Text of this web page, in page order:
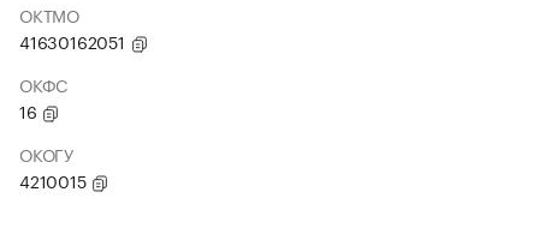
ОКТМО
41630162051
ОКФС
16
ОКОГУ
4210015